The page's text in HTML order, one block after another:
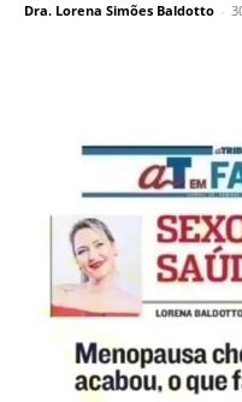
Dra. Lorena Simões Baldotto -